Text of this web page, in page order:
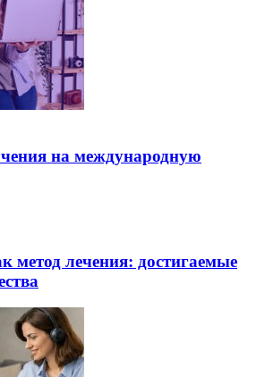
на международную
метод лечения: достигаемые